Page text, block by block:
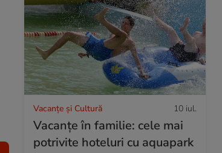
Vacanțe și Cultură 10 iul.
Vacanțe în familie: cele mai
potrivite hoteluri cu aquapark